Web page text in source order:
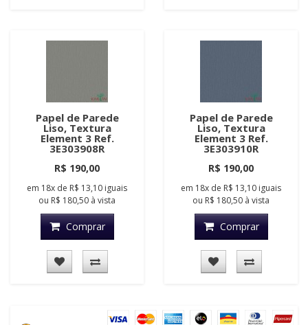
Papel de Parede
Liso, Textura
Element 3 Ref.
3E303908R
R$ 190,00
em 18x de R$ 13,10 iguais
ou R$ 180,50 à vista
Comprar
Papel de Parede
Liso, Textura
Element 3 Ref.
3E303910R
R$ 190,00
em 18x de R$ 13,10 iguais
ou R$ 180,50 à vista
Comprar